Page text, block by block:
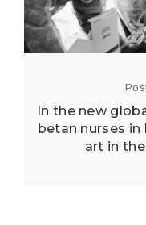
In the new
betan nurses in
art in